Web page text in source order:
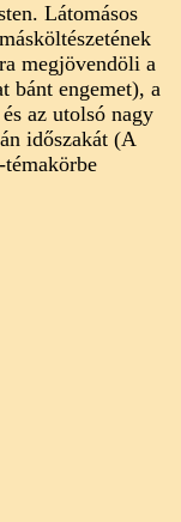
Látomásos
megjövendöli a
bánt engemet), a
az utolsó nagy
időszakát (A